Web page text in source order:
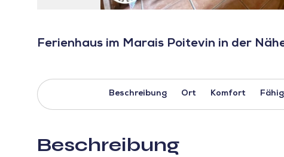
Ferienhaus im Marais Poitevin in der
Beschreibung Ort Komfort
Beschreibung